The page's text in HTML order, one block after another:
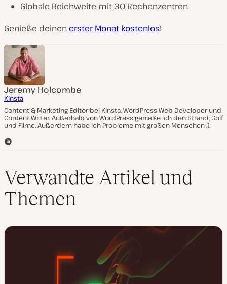
Globale Reichweite mit 30 Rechenzentren
Genieße deinen erster Monat kostenlos!
Jeremy Holcombe
Kinsta
Content & Marketing Editor bei Kinsta, WordPress Web Developer und
Content Writer. Außerhalb von WordPress genieße ich den Strand, Golf
und Filme. Außerdem habe ich Probleme mit großen Menschen ;).
L
k
e
d
I
n
Verwandte Artikel und
Themen